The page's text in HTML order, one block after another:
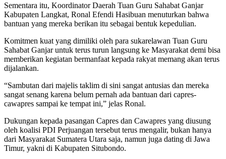
Sementara itu, Koordinator Daerah Tuan Guru Sahabat Ganjar
Kabupaten Langkat, Ronal Efendi Hasibuan menuturkan bahwa
bantuan yang mereka berikan itu sebagai bentuk kepedulian.
Komitmen kuat yang dimiliki oleh para sukarelawan Tuan Guru
Sahabat Ganjar untuk terus turun langsung ke Masyarakat demi bisa
memberikan kegiatan bermanfaat kepada rakyat memang akan terus
dijalankan.
“Sambutan dari majelis taklim di sini sangat antusias dan mereka
sangat senang karena belum pernah ada bantuan dari capres-
cawapres sampai ke tempat ini,” jelas Ronal.
Dukungan kepada pasangan Capres dan Cawapres yang diusung
oleh koalisi PDI Perjuangan tersebut terus mengalir, bukan hanya
dari Masyarakat Sumatera Utara saja, namun juga dating di Jawa
Timur, yakni di Kabupaten Situbondo.